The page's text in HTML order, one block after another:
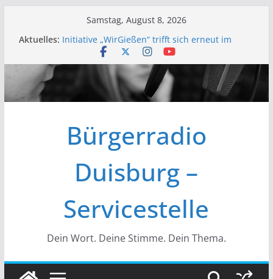
Samstag, August 8, 2026
Aktuelles: Initiative „WirGießen“ trifft sich erneut im
Medienforum
Wir der Bürgerfunk – Anonyme Alkoholiker
Wir stellen vor – Bürgerfunkgruppen im
Medienforum Duisburg
Erfolgreiche Vorstands- und
Initiative „Wir Gießen“ Trifft sich zur
Finalisierung der Webseite
Bürgerradio
Duisburg –
Servicestelle
Dein Wort. Deine Stimme. Dein Thema.